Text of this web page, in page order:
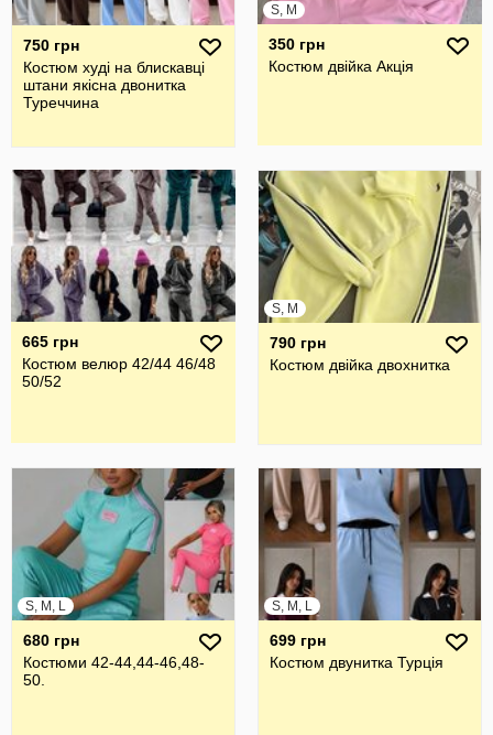
750 грн
Костюм худі на блискавці
штани якісна двонитка
Туреччина
S, M
350 грн
Костюм двійка Акція
665 грн
Костюм велюр 42/44 46/48
50/52
S, M
790 грн
Костюм двійка двохнитка
S, M, L
680 грн
Костюми 42-44,44-46,48-
50.
S, M, L
699 грн
Костюм двунитка Турція